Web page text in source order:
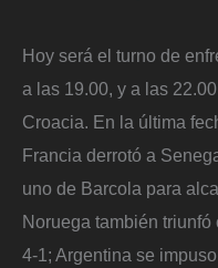
Hoy será el turno de
a las 19.00, y a las
Croacia. En la última
Francia derrotó a
uno de Barcola para
Noruega también
4-1; Argentina se